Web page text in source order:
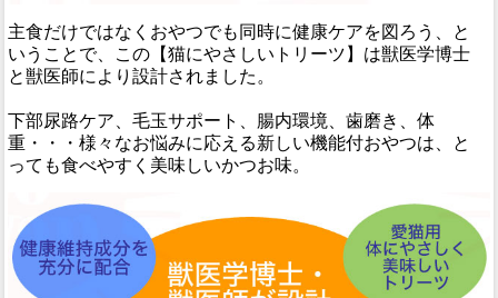
主食だけではなくおやつでも同時に健康ケアを図ろう、と
いうことで、この【猫にやさしいトリーツ】は獣医学博士
と獣医師により設計されました。
下部尿路ケア、毛玉サポート、腸内環境、歯磨き、体
重・・・様々なお悩みに応える新しい機能付おやつは、と
っても食べやすく美味しいかつお味。